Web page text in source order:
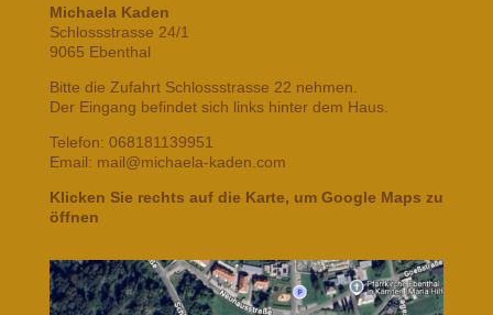
Michaela Kaden
Schlossstrasse 24/1
9065 Ebenthal
Bitte die Zufahrt Schlossstrasse 22 nehmen.
Der Eingang befindet sich links hinter dem Haus.
Telefon: 068181139951
Email: mail@michaela-kaden.com
Klicken Sie rechts auf die Karte, um Google Maps zu
öffnen